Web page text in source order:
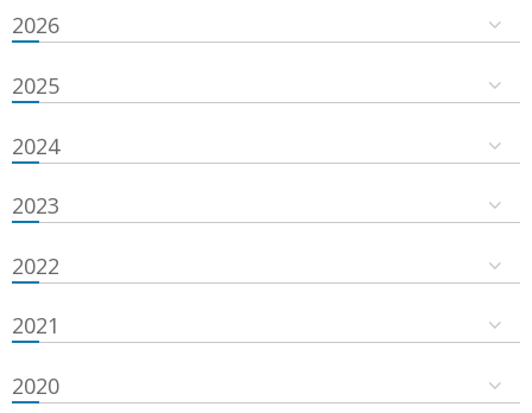
2026
2025
2024
2023
2022
2021
2020